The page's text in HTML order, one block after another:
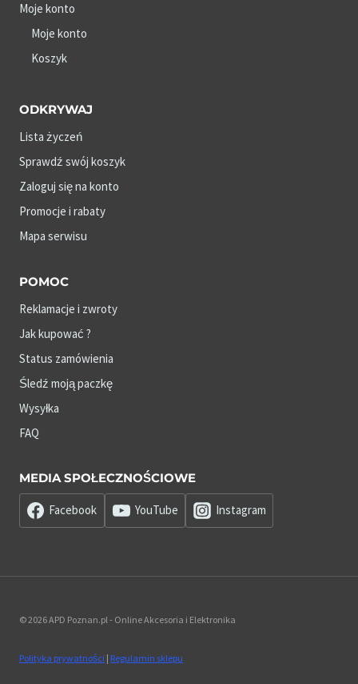
Moje konto
Moje konto
Koszyk
ODKRYWAJ
Lista życzeń
Sprawdź swój koszyk
Zaloguj się na konto
Promocje i rabaty
Mapa serwisu
POMOC
Reklamacje i zwroty
Jak kupować ?
Status zamówienia
Śledź moją paczkę
Wysyłka
FAQ
MEDIA SPOŁECZNOŚCIOWE
Facebook YouTube Instagram
© 2026 APD Poznan.pl - Online Akcesoria i Elektronika
Polityka prywatności | Regulamin sklepu